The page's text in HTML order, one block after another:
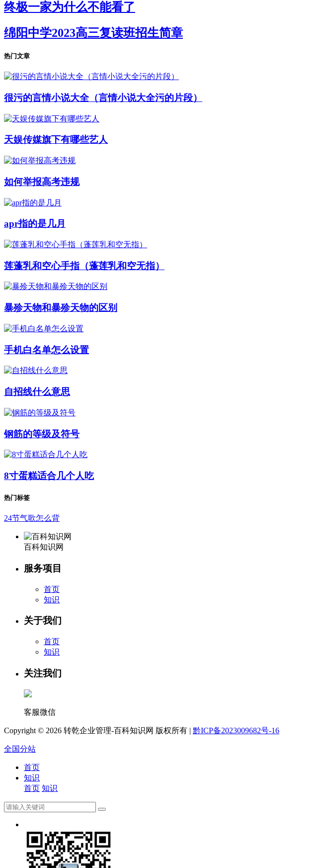
终极一家为什么不能看了
绵阳中学2023高三复读班招生简章
热门文章
很污的言情小说大全（言情小说大全污的片段）
天娱传媒旗下有哪些艺人
如何举报高考违规
apr指的是几月
莲蓬乳和空心手指（蓬莲乳和空无指）
暴殄天物和暴殄天物的区别
手机白名单怎么设置
自招线什么意思
钢筋的等级及符号
8寸蛋糕适合几个人吃
热门标签
24节气歌怎么背
百科知识网
服务项目
首页
知识
关于我们
首页
知识
关注我们
客服微信
Copyright © 2026 转乾企业管理-百科知识网 版权所有 | 黔ICP备2023009682号-16
全国分站
首页
知识
首页 知识